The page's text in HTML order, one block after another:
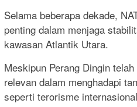
Selama beberapa dekade,
penting dalam menjaga
kawasan Atlantik Utara.
Meskipun Perang Dingin
relevan dalam menghadapi
seperti terorisme